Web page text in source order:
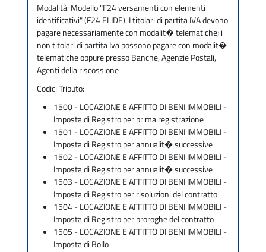
Modalità: Modello "F24 versamenti con elementi
identificativi" (F24 ELIDE). I titolari di partita IVA devono
pagare necessariamente con modalit� telematiche; i
non titolari di partita Iva possono pagare con modalit�
telematiche oppure presso Banche, Agenzie Postali,
Agenti della riscossione
Codici Tributo:
1500 - LOCAZIONE E AFFITTO DI BENI IMMOBILI -
Imposta di Registro per prima registrazione
1501 - LOCAZIONE E AFFITTO DI BENI IMMOBILI -
Imposta di Registro per annualit� successive
1502 - LOCAZIONE E AFFITTO DI BENI IMMOBILI -
Imposta di Registro per annualit� successive
1503 - LOCAZIONE E AFFITTO DI BENI IMMOBILI -
Imposta di Registro per risoluzioni del contratto
1504 - LOCAZIONE E AFFITTO DI BENI IMMOBILI -
Imposta di Registro per proroghe del contratto
1505 - LOCAZIONE E AFFITTO DI BENI IMMOBILI -
Imposta di Bollo